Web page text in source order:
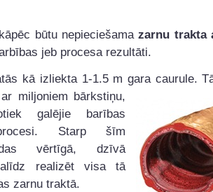
būtu nepieciešamazarnu trakta
jeb procesa rezultāti.
kā izliekta 1-1.5 m gara caurule.
miljoniem bārkstiņu,
galējie barības
Starp šīm
vērtīgā, dzīvā
realizēt visa tā
zarnu traktā.